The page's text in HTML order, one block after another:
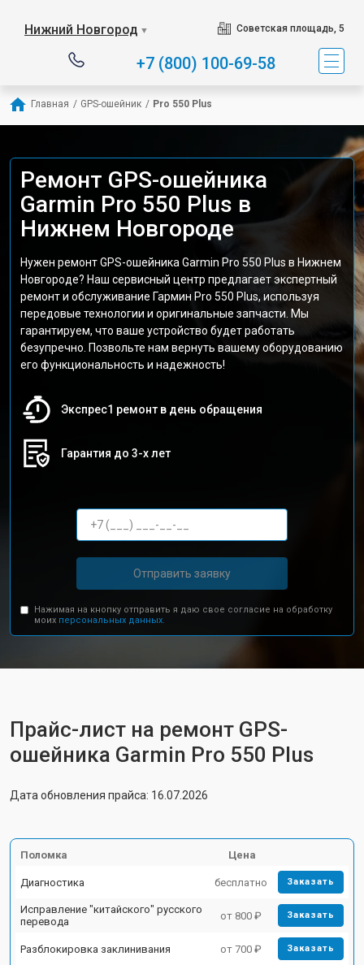
Нижний Новгород ▼ Советская площадь, 5
+7 (800) 100-69-58
Главная / GPS-ошейник / Pro 550 Plus
Ремонт GPS-ошейника
Garmin Pro 550 Plus в
Нижнем Новгороде
Нужен ремонт GPS-ошейника Garmin Pro 550 Plus в Нижнем
Новгороде? Наш сервисный центр предлагает экспертный
ремонт и обслуживание Гармин Pro 550 Plus, используя
передовые технологии и оригинальные запчасти. Мы
гарантируем, что ваше устройство будет работать
безупречно. Позвольте нам вернуть вашему оборудованию
его функциональность и надежность!
Экспрес1 ремонт в день обращения
Гарантия до 3-х лет
Отправить заявку
Нажимая на кнопку отправить я даю свое согласие на обработку
моих персональных данных.
Прайс-лист на ремонт GPS-
ошейника Garmin Pro 550 Plus
Дата обновления прайса: 16.07.2026
Поломка Цена
Диагностика бесплатно Заказать
Исправление "китайского" русского
перевода
от 800 ₽ Заказать
Разблокировка заклинивания от 700 ₽ Заказать